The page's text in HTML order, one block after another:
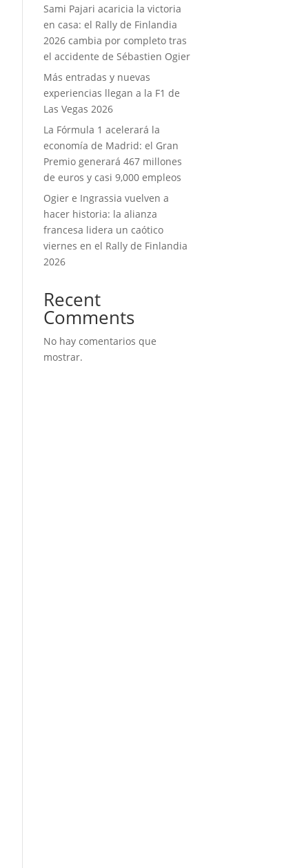
Sami Pajari acaricia la victoria
en casa: el Rally de Finlandia
2026 cambia por completo tras
el accidente de Sébastien Ogier
Más entradas y nuevas
experiencias llegan a la F1 de
Las Vegas 2026
La Fórmula 1 acelerará la
economía de Madrid: el Gran
Premio generará 467 millones
de euros y casi 9,000 empleos
Ogier e Ingrassia vuelven a
hacer historia: la alianza
francesa lidera un caótico
viernes en el Rally de Finlandia
2026
Recent
Comments
No hay comentarios que
mostrar.